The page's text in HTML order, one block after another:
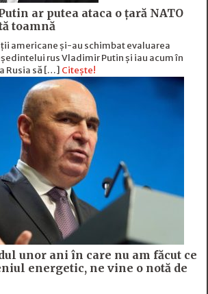
ar putea ataca o țară NATO
toamnă
americane și-au schimbat evaluarea
rus Vladimir Putin și iau acum în
Rusia să […] Citește!
unor ani în care nu am făcut ce
energetic, ne vine o notă de